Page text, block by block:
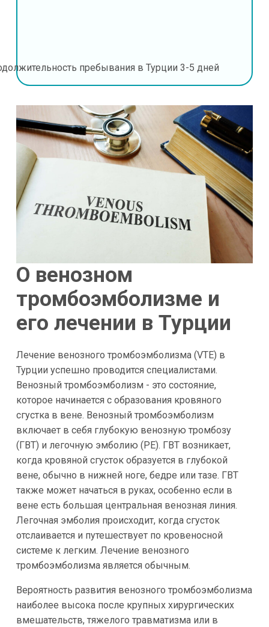
пребывания в Турции 3-5 дней
О венозном
тромбоэмболизме и
его лечении в Турции
Лечение венозного тромбоэмболизма (VTE) в
Турции успешно проводится специалистами.
Венозный тромбоэмболизм - это состояние,
которое начинается с образования кровяного
сгустка в вене. Венозный тромбоэмболизм
включает в себя глубокую венозную тромбозу
(ГВТ) и легочную эмболию (PE). ГВТ возникает,
когда кровяной сгусток образуется в глубокой
вене, обычно в нижней ноге, бедре или тазе. ГВТ
также может начаться в руках, особенно если в
вене есть большая центральная венозная линия.
Легочная эмболия происходит, когда сгусток
отслаивается и путешествует по кровеносной
системе к легким. Лечение венозного
тромбоэмболизма является обычным.
Вероятность развития венозного тромбоэмболизма
наиболее высока после крупных хирургических
вмешательств, тяжелого травматизма или в